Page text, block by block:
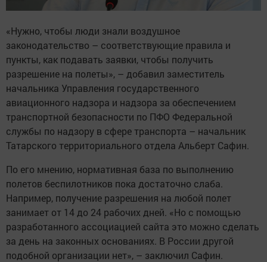
«Нужно, чтобы люди знали воздушное
законодательство – соответствующие правила и
пункты, как подавать заявки, чтобы получить
разрешение на полеты», – добавил заместитель
начальника Управления государственного
авиационного надзора и надзора за обеспечением
транспортной безопасности по ПФО Федеральной
службы по надзору в сфере транспорта – начальник
Татарского территориального отдела Альберт Сафин.
По его мнению, нормативная база по выполнению
полетов беспилотников пока достаточно слаба.
Например, получение разрешения на любой полет
занимает от 14 до 24 рабочих дней. «Но с помощью
разработанного ассоциацией сайта это можно сделать
за день на законных основаниях. В России другой
подобной организации нет», – заключил Сафин.